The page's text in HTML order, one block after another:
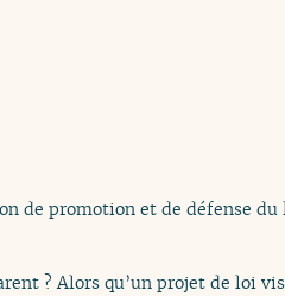
de promotion et de défense
? Alors qu’un projet de loi